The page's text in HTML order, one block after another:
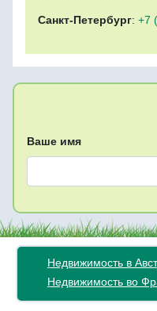
Санкт-Петербург: +7
Ваше имя
Недвижимость в
Недвижимость во